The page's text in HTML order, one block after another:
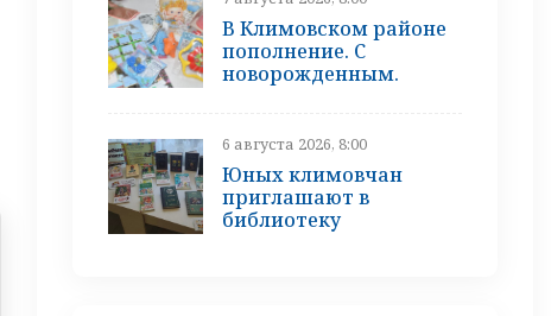
В Климовском районе
пополнение. С
новорожденным.
6 августа 2026, 8:00
Юных климовчан
приглашают в
библиотеку